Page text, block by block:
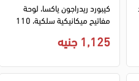
كيبورد ريدراجون ياكسا، لوحة
مفاتيح ميكانيكية سلكية، 110
مسند معصم، 7 الوان اضاءة،
1,125 جنيه